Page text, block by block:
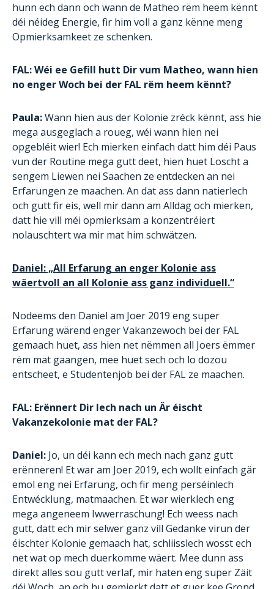
hunn ech dann och wann de Matheo rëm heem kënnt
déi néideg Energie, fir him voll a ganz kënne meng
Opmierksamkeet ze schenken.
FAL: Wéi ee Gefill hutt Dir vum Matheo, wann hien
no enger Woch bei der FAL rëm heem kënnt?
Paula:Wann hien aus der Kolonie zréck kënnt, ass hie
mega ausgeglach a roueg, wéi wann hien nei
opgebléit wier! Ech mierken einfach datt him déi Paus
vun der Routine mega gutt deet, hien huet Loscht a
sengem Liewen nei Saachen ze entdecken an nei
Erfarungen ze maachen. An dat ass dann natierlech
och gutt fir eis, well mir dann am Alldag och mierken,
datt hie vill méi opmierksam a konzentréiert
nolauschtert wa mir mat him schwätzen.
Daniel: „All Erfarung an enger Kolonie ass
wäertvoll an all Kolonie ass ganz individuell.“
Nodeems den Daniel am Joer 2019 eng super
Erfarung wärend enger Vakanzewoch bei der FAL
gemaach huet, ass hien net nëmmen all Joers ëmmer
rëm mat gaangen, mee huet sech och lo dozou
entscheet, e Studentenjob bei der FAL ze maachen.
FAL: Erënnert Dir Iech nach un Är éischt
Vakanzekolonie mat der FAL?
Daniel: Jo, un déi kann ech mech nach ganz gutt
erënneren! Et war am Joer 2019, ech wollt einfach gär
emol eng nei Erfarung, och fir meng perséinlech
Entwécklung, matmaachen. Et war wierklech eng
mega angeneem Iwwerraschung! Ech weess nach
gutt, datt ech mir selwer ganz vill Gedanke virun der
éischter Kolonie gemaach hat, schliisslech wosst ech
net wat op mech duerkomme wäert. Mee dunn ass
direkt alles sou gutt verlaf, mir haten eng super Zäit